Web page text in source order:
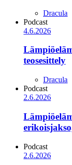
Dracula
Podcast
4.6.2026
teosesittely
Dracula
Podcast
2.6.2026
Podcast
2.6.2026